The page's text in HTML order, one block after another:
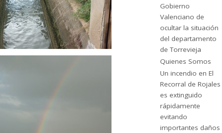
Gobierno
Valenciano de
ocultar la situación
del departamento
de Torrevieja
Quienes Somos
Un incendio en El
Recorral de Rojales
es extinguido
rápidamente
evitando
importantes daños